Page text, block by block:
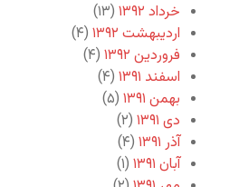
خرداد ۱۳۹۲
(۱۳)
اردیبهشت ۱۳۹۲
(۴)
فروردین ۱۳۹۲
(۴)
اسفند ۱۳۹۱
(۴)
بهمن ۱۳۹۱
(۵)
دی ۱۳۹۱
(۲)
آذر ۱۳۹۱
(۴)
آبان ۱۳۹۱
(۱)